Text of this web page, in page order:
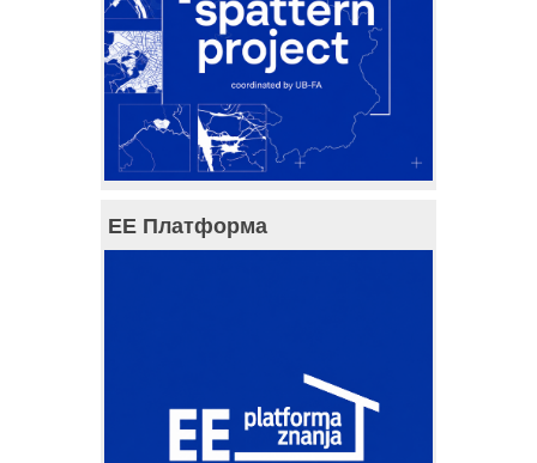
ЕЕ Платформа